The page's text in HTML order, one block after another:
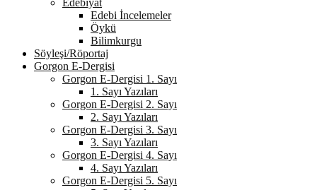
Edebiyat
Edebi İncelemeler
Öykü
Bilimkurgu
Söyleşi/Röportaj
Gorgon E-Dergisi
Gorgon E-Dergisi 1. Sayı
1. Sayı Yazıları
Gorgon E-Dergisi 2. Sayı
2. Sayı Yazıları
Gorgon E-Dergisi 3. Sayı
3. Sayı Yazıları
Gorgon E-Dergisi 4. Sayı
4. Sayı Yazıları
Gorgon E-Dergisi 5. Sayı